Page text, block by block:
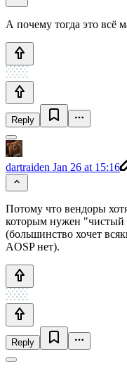
А почему тогда это всё
Reply
dartraiden Jan 26 at 15:16
Потому что вендоры
которым нужен "чистый
(большинство хочет
AOSP нет).
Reply